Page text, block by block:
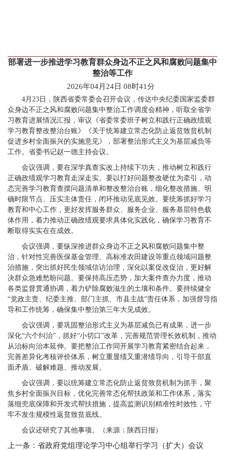
部署进一步推进学习教育群众身边不正之风和腐败问题集中
整治等工作
2026年04月24日 08时41分
4月23日，陕西省委常委会召开会议，传达中央纪委国家监委群
众身边不正之风和腐败问题集中整治工作调度会精神，听取全省学
习教育进展情况汇报，审议《省委常委班子树立和践行正确政绩观
学习教育整改整治台账》《关于统筹建立常态化防止返贫致贫机制
促进乡村全面振兴的实施意见》，部署整治形式主义为基层减负等
工作。省委书记赵一德主持会议。
会议强调，要在深学真查实改上持续下功夫，推动树立和践行
正确政绩观学习教育走深走实。要以打好问题整改硬仗为牵引，动
态完善学习教育查摆问题清单和整改整治台账，细化整改措施、明
确时限节点、压实主体责任，闭环推动见底见效。要统筹抓好学习
教育和中心工作，更好发挥服务群众、服务企业、服务基层特色载
体作用，着力推动正确政绩观要求具体化实践化，确保学习教育不
断取得实实在在成效。
会议强调，要纵深推进群众身边不正之风和腐败问题集中整
治，针对性完善医保基金管理、高标准农田建设等重点领域问题整
治措施，突出抓好民生领域信访治理，深化以案促改促治，更好解
决群众急难愁盼问题。要保持高压态势，加大案件查办力度，推动
各类监督贯通协调，着力铲除腐败滋生的土壤和条件。要持续健全
“党政主责、纪委主推、部门主抓、市县主战”责任体系，加强督导指
导和工作统筹，确保集中整治第三年大见成效。
会议强调，要巩固整治形式主义为基层减负已有成果，进一步
深化“六个纠治”，抓好“小切口”改革，完善规范管理长效机制，推动
从治标向治本延伸。要把整治工作同开展学习教育紧密结合起来，
完善差异化考核评价体系，树立重显绩又重潜绩导向，引导干部直
面矛盾、破解难题、推动发展。
会议强调，要以统筹建立常态化防止返贫致贫机制为抓手，聚
焦乡村全面振兴目标，优化完善常态化帮扶政策和工作体系，落实
落细兜底保障和开发式帮扶措施，提高监测识别精准性时效性，守
牢不发生规模性返贫致贫底线。
会议还研究了其他事项。（来源：陕西日报）
上一条：省政府党组理论学习中心组举行学习（扩大）会议